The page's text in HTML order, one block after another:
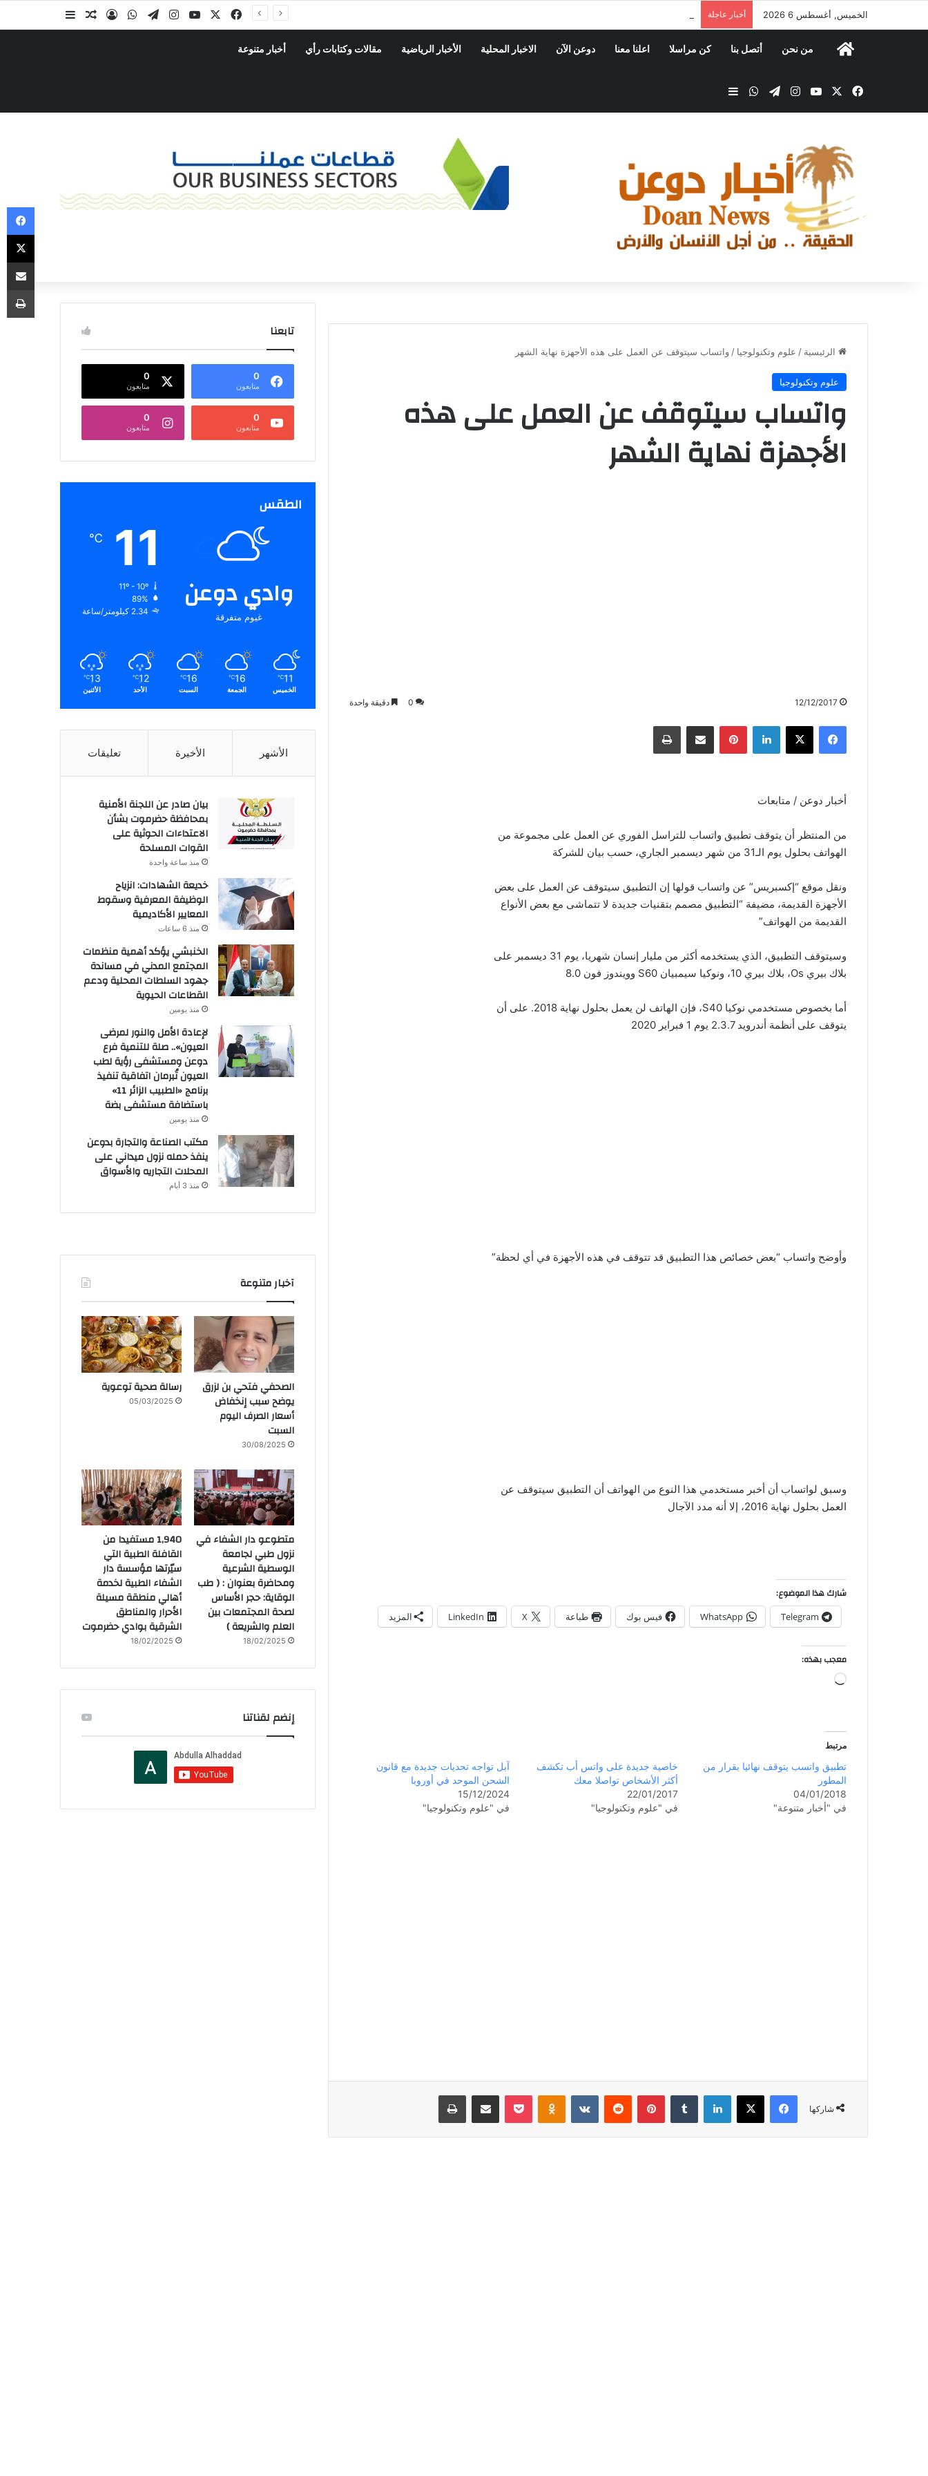
الخميس, أغسطس 6 2026 أخبار عاجلة
من نحن أتصل بنا كن مراسلا اعلنا معنا دوعن الآن الاخبار المحلية الأخبار الرياضية مقالات وكتابات رأي أخبار متنوعة
الرئيسية / علوم وتكنولوجيا / واتساب سيتوقف عن العمل على هذه الأجهزة نهاية الشهر
علوم وتكنولوجيا
واتساب سيتوقف عن العمل على هذه
الأجهزة نهاية الشهر
12/12/2017
0 دقيقة واحدة
أخبار دوعن / متابعات
من المنتظر أن يتوقف تطبيق واتساب للتراسل الفوري عن العمل على مجموعة من
الهواتف بحلول يوم الـ31 من شهر ديسمبر الجاري، حسب بيان للشركة
ونقل موقع “إكسبريس” عن واتساب قولها إن التطبيق سيتوقف عن العمل على بعض
الأجهزة القديمة، مضيفة “التطبيق مصمم بتقنيات جديدة لا تتماشى مع بعض الأنواع
القديمة من الهواتف”
وسيتوقف التطبيق، الذي يستخدمه أكثر من مليار إنسان شهريا، يوم 31 ديسمبر على
بلاك بيري Os، بلاك بيري 10، ونوكيا سيمبيان S60 وويندوز فون 8.0
أما بخصوص مستخدمي نوكيا S40، فإن الهاتف لن يعمل بحلول نهاية 2018. على أن
يتوقف على أنظمة أندرويد 2.3.7 يوم 1 فبراير 2020
وأوضح واتساب “بعض خصائص هذا التطبيق قد تتوقف في هذه الأجهزة في أي لحظة”
وسبق لواتساب أن أخبر مستخدمي هذا النوع من الهواتف أن التطبيق سيتوقف عن
العمل بحلول نهاية 2016، إلا أنه مدد الآجال
شارك هذا الموضوع:
Telegram
WhatsApp فيس بوك طباعة X
LinkedIn المزيد
معجب بهذه:
مرتبط
تطبيق واتسب يتوقف نهائيا بقرار من
المطور
04/01/2018
في "أخبار متنوعة"
خاصية جديدة على واتس أب تكشف
أكثر الأشخاص تواصلا معك
22/01/2017
في "علوم وتكنولوجيا"
آبل تواجه تحديات جديدة مع قانون
الشحن الموحد في أوروبا
15/12/2024
في "علوم وتكنولوجيا"
شاركها
تابعنا
0
متابعون
0
متابعون
0
متابعون
0
متابعون
الطقس
وادي دوعن
غيوم متفرقة
11
℃
11º - 10º
89%
2.34 كيلومتر/ساعة
11
℃
الخميس
16
℃
الجمعة
16
℃
السبت
12
℃
الأحد
13
℃
الأثنين
الأشهر الأخيرة تعليقات
بيان صادر عن اللجنة الأمنية
بمحافظة حضرموت بشأن
الاعتداءات الحوثية على
القوات المسلحة
منذ ساعة واحدة
خديعة الشهادات: انزياح
الوظيفة المعرفية وسقوط
المعايير الأكاديمية
منذ 6 ساعات
الخنبشي يؤكد أهمية منظمات
المجتمع المدني في مساندة
جهود السلطات المحلية ودعم
القطاعات الحيوية
منذ يومين
لإعادة الأمل والنور لمرضى
العيون».. صلة للتنمية فرع
دوعن ومستشفى رؤية لطب
العيون تُبرمان اتفاقية تنفيذ
برنامج «الطبيب الزائر 11»
باستضافة مستشفى بضة
منذ يومين
مكتب الصناعة والتجارة بدوعن
ينفذ حمله نزول ميداني على
المحلات التجاريه والأسواق
منذ 3 أيام
آخبار متنوعة
الصحفي فتحي بن لزرق
يوضح سبب إنخفاض
أسعار الصرف اليوم
السبت
30/08/2025
رسالة صحية توعوية
05/03/2025
متطوعو دار الشفاء في
نزول طبي لجامعة
الوسطية الشرعية
ومحاضرة بعنوان : ( طب
الوقاية: حجر الأساس
لصحة المجتمعات بين
العلم والشريعة )
18/02/2025
1,940 مستفيدا من
القافلة الطبية التي
سيّرتها مؤسسة دار
الشفاء الطبية لخدمة
أهالي منطقة مسيلة
الأحرار والمناطق
الشرقية بوادي حضرموت
18/02/2025
إنضم لقناتنا